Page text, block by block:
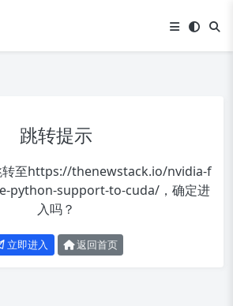
跳转提示
至https://thenewstack.io/nvidia-f
python-support-to-cuda/ ，确定进
入吗？
立即进入 返回首页